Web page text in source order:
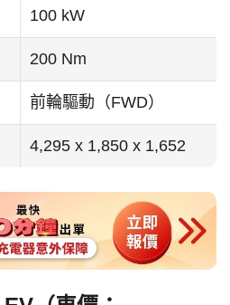
100 kW
200 Nm
前輪驅動（FWD）
4,295 x 1,850 x 1,652